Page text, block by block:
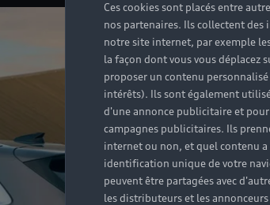
Ces cookies sont placés entre
nos partenaires. Ils collectent
notre site internet, par exemple
la façon dont vous vous déplacez
proposer un contenu
intérêts). Ils sont également
d'une annonce publicitaire et
campagnes publicitaires. Ils
internet ou non, et quel contenu a
identification unique de votre
peuvent être partagées avec
les distributeurs et les